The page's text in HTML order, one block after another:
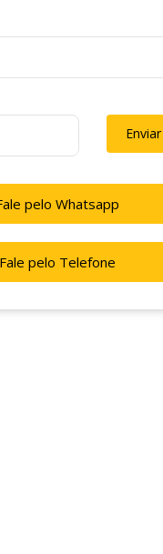
Enviar
pelo Whatsapp
Fale pelo Telefone